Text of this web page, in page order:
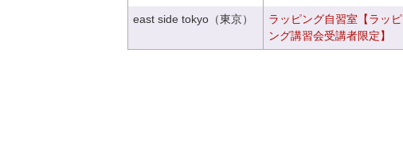
east side tokyo（東京）
ラッピング自習室【ラッピ
ング講習会受講者限定】